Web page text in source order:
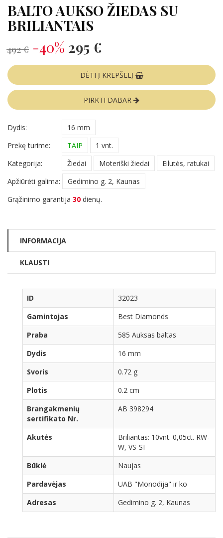
BALTO AUKSO ŽIEDAS SU
BRILIANTAIS
492 € -40% 295 €
DĖTI Į KREPŠELĮ
PIRKTI DABAR
Dydis:
16 mm
Prekę turime:
TAIP
1 vnt.
Kategorija:
Žiedai Moteriški žiedai
Eilutės, ratukai
Apžiūrėti galima:
Gedimino g. 2, Kaunas
Grąžinimo garantija 30 dienų.
INFORMACIJA
KLAUSTI
ID
32023
Gamintojas
Best Diamonds
Praba
585 Auksas baltas
Dydis
16 mm
Svoris
0.72 g
Plotis
0.2 cm
Brangakmenių
sertifikato Nr.
AB 398294
Akutės
Briliantas: 10vnt. 0,05ct. RW-
W, VS-SI
Būklė
Naujas
Pardavėjas
UAB "Monodija" ir ko
Adresas
Gedimino g. 2, Kaunas